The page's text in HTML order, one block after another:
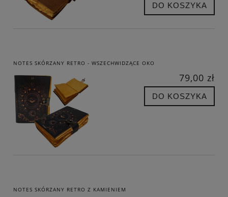
DO KOSZYKA
NOTES SKÓRZANY RETRO - WSZECHWIDZĄCE OKO
79,00 zł
DO KOSZYKA
NOTES SKÓRZANY RETRO Z KAMIENIEM